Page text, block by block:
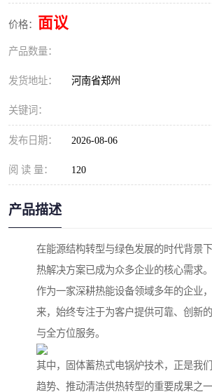
价格： 面议
产品数量：
发货地址： 河南省郑州
关键词：
发布日期： 2026-08-06
阅 读 量： 120
产品描述
在能源结构转型与绿色发展的时代背景
热解决方案已成为众多企业的核心需求。
作为一家深耕热能设备领域多年的企业
来，始终专注于为客户提供可靠、创新
与全方位服务。
其中，固体蓄热式电锅炉技术，正是我
趋势、推动清洁供热转型的重要成果之一